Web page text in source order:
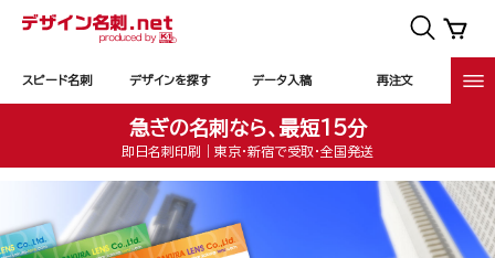
スピード名刺 デザインを探す データ入稿 再注文
急ぎの名刺なら、最短15分
即日名刺印刷｜東京・新宿で受取・全国発送